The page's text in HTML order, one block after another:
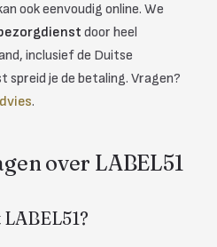
ook eenvoudig online. We
door heel
inclusief de Duitse
spreid je de betaling. Vragen?
.
over LABEL51